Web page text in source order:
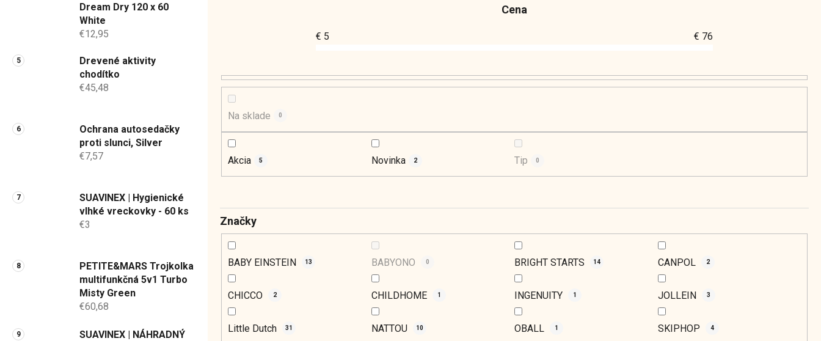
Dream Dry 120 x 60
White
€12,95
Drevené aktivity
chodítko
€45,48
Ochrana autosedačky
proti slunci, Silver
€7,57
SUAVINEX | Hygienické
vlhké vreckovky - 60 ks
€3
PETITE&MARS Trojkolka
multifunkčná 5v1 Turbo
Misty Green
€60,68
SUAVINEX | NÁHRADNÝ
p
r
Cena
€ 5 € 76
Na sklade 0
Akcia 5 Novinka 2 Tip 0
Značky
BABY EINSTEIN 13 BABYONO 0 BRIGHT STARTS 14 CANPOL 2
CHICCO 2 CHILDHOME 1 INGENUITY 1 JOLLEIN 3
Little Dutch 31 NATTOU 10 OBALL 1 SKIPHOP 4